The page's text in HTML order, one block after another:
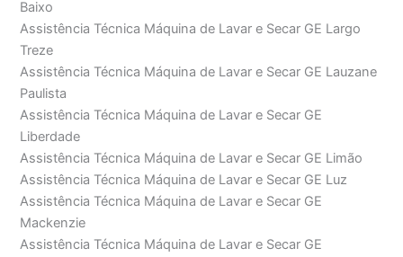
Baixo
Assistência Técnica Máquina de Lavar e Secar GE Largo
Treze
Assistência Técnica Máquina de Lavar e Secar GE Lauzane
Paulista
Assistência Técnica Máquina de Lavar e Secar GE
Liberdade
Assistência Técnica Máquina de Lavar e Secar GE Limão
Assistência Técnica Máquina de Lavar e Secar GE Luz
Assistência Técnica Máquina de Lavar e Secar GE
Mackenzie
Assistência Técnica Máquina de Lavar e Secar GE